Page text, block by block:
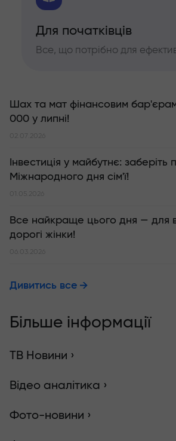
Для початківців
Все, що потрібно для
Шах та мат фінансовим
000 у липні!
02.07.2026
Інвестиція у майбутнє:
Міжнародного дня сім'ї!
01.05.2026
Все найкраще цього дня — для
дорогі жінки!
06.03.2026
Дивитись все
Більше інформації
ТВ Новини ›
Відео аналітика ›
Фото-новини ›